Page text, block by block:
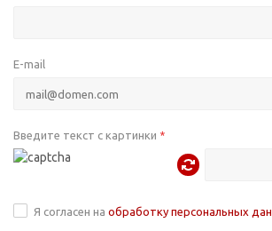
E-mail
Введите текст с картинки *
Я согласен на обработку персональных